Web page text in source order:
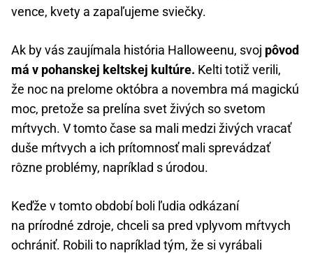
vence, kvety a zapaľujeme sviečky.
Ak by vás zaujímala história Halloweenu, svoj pôvod
má v pohanskej keltskej kultúre. Kelti totiž verili,
že noc na prelome októbra a novembra má magickú
moc, pretože sa prelína svet živých so svetom
mŕtvych. V tomto čase sa mali medzi živých vracať
duše mŕtvych a ich prítomnosť mali sprevádzať
rôzne problémy, napríklad s úrodou.
Keďže v tomto období boli ľudia odkázaní
na prírodné zdroje, chceli sa pred vplyvom mŕtvych
ochrániť. Robili to napríklad tým, že si vyrábali